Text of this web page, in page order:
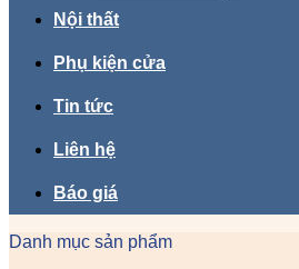
Nội thất
Phụ kiện cửa
Tin tức
Liên hệ
Báo giá
Danh mục sản phẩm